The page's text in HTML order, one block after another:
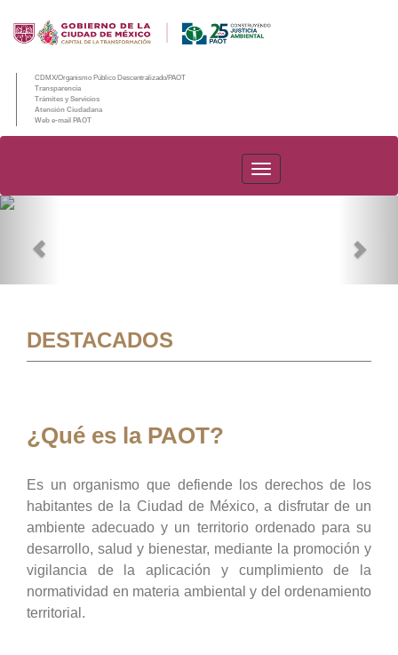
CDMX/Organismo Público Descentralizado/PAOT
Transparencia
Trámites y Servicios
Atención Ciudadana
Web e-mail PAOT
PAOT
DESTACADOS
¿Qué es la PAOT?
Es un organismo que defiende los derechos de los
habitantes de la Ciudad de México, a disfrutar de un
ambiente adecuado y un territorio ordenado para su
desarrollo, salud y bienestar, mediante la promoción y
vigilancia de la aplicación y cumplimiento de la
normatividad en materia ambiental y del ordenamiento
territorial.